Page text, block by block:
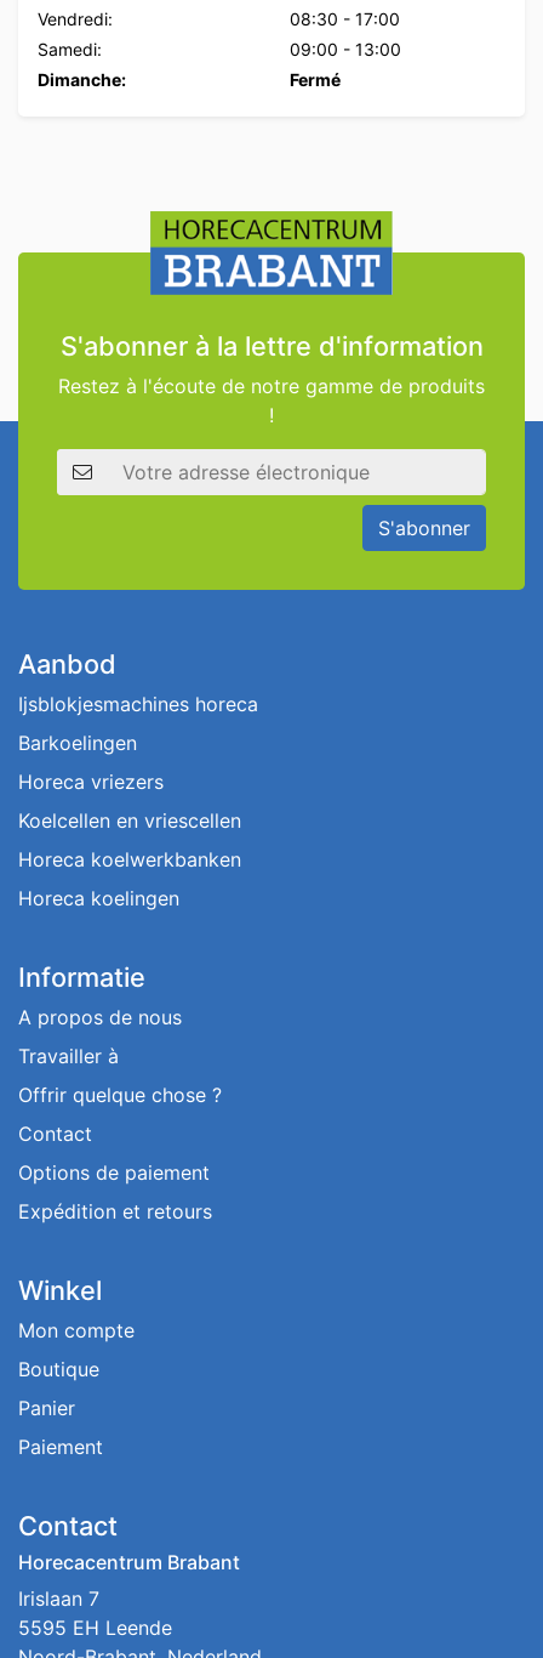
Vendredi:
08:30 - 17:00
Samedi:
09:00 - 13:00
Dimanche:
Fermé
S'abonner à la lettre d'information
Restez à l'écoute de notre gamme de produits
!
Adresse électronique
S'abonner
Aanbod
Ijsblokjesmachines horeca
Barkoelingen
Horeca vriezers
Koelcellen en vriescellen
Horeca koelwerkbanken
Horeca koelingen
Informatie
A propos de nous
Travailler à
Offrir quelque chose ?
Contact
Options de paiement
Expédition et retours
Winkel
Mon compte
Boutique
Panier
Paiement
Contact
Horecacentrum Brabant
Irislaan 7
5595 EH Leende